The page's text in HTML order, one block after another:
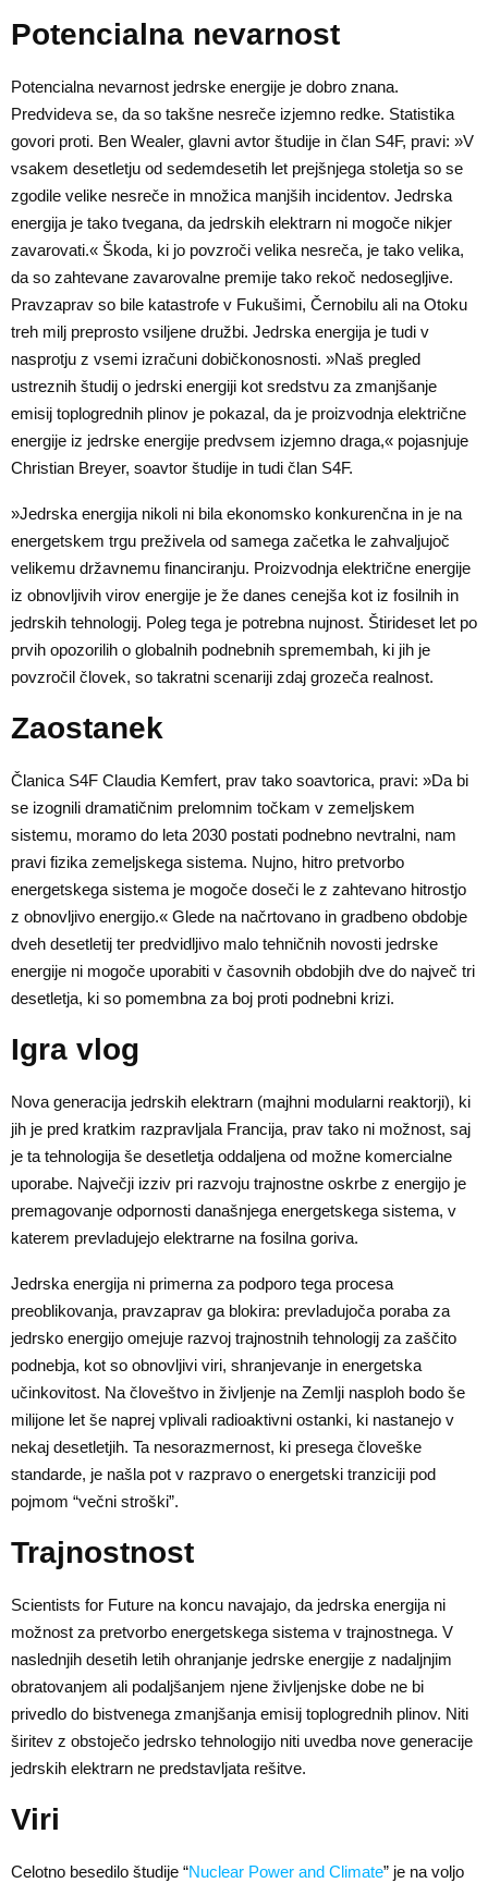
Potencialna nevarnost
Potencialna nevarnost jedrske energije je dobro znana.
Predvideva se, da so takšne nesreče izjemno redke. Statistika
govori proti. Ben Wealer, glavni avtor študije in član S4F, pravi: »V
vsakem desetletju od sedemdesetih let prejšnjega stoletja so se
zgodile velike nesreče in množica manjših incidentov. Jedrska
energija je tako tvegana, da jedrskih elektrarn ni mogoče nikjer
zavarovati.« Škoda, ki jo povzroči velika nesreča, je tako velika,
da so zahtevane zavarovalne premije tako rekoč nedosegljive.
Pravzaprav so bile katastrofe v Fukušimi, Černobilu ali na Otoku
treh milj preprosto vsiljene družbi. Jedrska energija je tudi v
nasprotju z vsemi izračuni dobičkonosnosti. »Naš pregled
ustreznih študij o jedrski energiji kot sredstvu za zmanjšanje
emisij toplogrednih plinov je pokazal, da je proizvodnja električne
energije iz jedrske energije predvsem izjemno draga,« pojasnjuje
Christian Breyer, soavtor študije in tudi član S4F.
»Jedrska energija nikoli ni bila ekonomsko konkurenčna in je na
energetskem trgu preživela od samega začetka le zahvaljujoč
velikemu državnemu financiranju. Proizvodnja električne energije
iz obnovljivih virov energije je že danes cenejša kot iz fosilnih in
jedrskih tehnologij. Poleg tega je potrebna nujnost. Štirideset let po
prvih opozorilih o globalnih podnebnih spremembah, ki jih je
povzročil človek, so takratni scenariji zdaj grozeča realnost.
Zaostanek
Članica S4F Claudia Kemfert, prav tako soavtorica, pravi: »Da bi
se izognili dramatičnim prelomnim točkam v zemeljskem
sistemu, moramo do leta 2030 postati podnebno nevtralni, nam
pravi fizika zemeljskega sistema. Nujno, hitro pretvorbo
energetskega sistema je mogoče doseči le z zahtevano hitrostjo
z obnovljivo energijo.« Glede na načrtovano in gradbeno obdobje
dveh desetletij ter predvidljivo malo tehničnih novosti jedrske
energije ni mogoče uporabiti v časovnih obdobjih dve do največ tri
desetletja, ki so pomembna za boj proti podnebni krizi.
Igra vlog
Nova generacija jedrskih elektrarn (majhni modularni reaktorji), ki
jih je pred kratkim razpravljala Francija, prav tako ni možnost, saj
je ta tehnologija še desetletja oddaljena od možne komercialne
uporabe. Največji izziv pri razvoju trajnostne oskrbe z energijo je
premagovanje odpornosti današnjega energetskega sistema, v
katerem prevladujejo elektrarne na fosilna goriva.
Jedrska energija ni primerna za podporo tega procesa
preoblikovanja, pravzaprav ga blokira: prevladujoča poraba za
jedrsko energijo omejuje razvoj trajnostnih tehnologij za zaščito
podnebja, kot so obnovljivi viri, shranjevanje in energetska
učinkovitost. Na človeštvo in življenje na Zemlji nasploh bodo še
milijone let še naprej vplivali radioaktivni ostanki, ki nastanejo v
nekaj desetletjih. Ta nesorazmernost, ki presega človeške
standarde, je našla pot v razpravo o energetski tranziciji pod
pojmom “večni stroški”.
Trajnostnost
Scientists for Future na koncu navajajo, da jedrska energija ni
možnost za pretvorbo energetskega sistema v trajnostnega. V
naslednjih desetih letih ohranjanje jedrske energije z nadaljnjim
obratovanjem ali podaljšanjem njene življenjske dobe ne bi
privedlo do bistvenega zmanjšanja emisij toplogrednih plinov. Niti
širitev z obstoječo jedrsko tehnologijo niti uvedba nove generacije
jedrskih elektrarn ne predstavljata rešitve.
Viri
Celotno besedilo študije “Nuclear Power and Climate” je na voljo